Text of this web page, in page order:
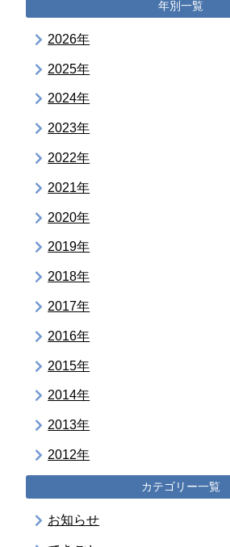
年別一覧
2026年
2025年
2024年
2023年
2022年
2021年
2020年
2019年
2018年
2017年
2016年
2015年
2014年
2013年
2012年
カテゴリー一覧
お知らせ